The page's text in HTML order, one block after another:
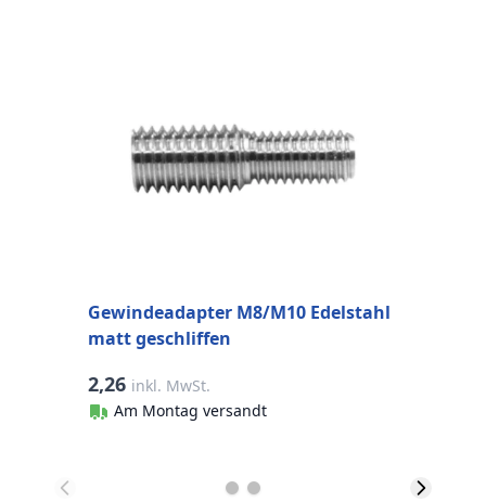
Gewindeadapter M8/M10 Edelstahl
matt geschliffen
2,26 inkl. MwSt.
Am Montag versandt